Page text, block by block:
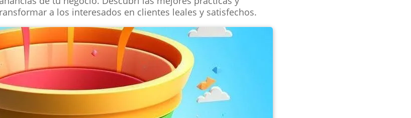
a los interesados en clientes leales y satisfechos.